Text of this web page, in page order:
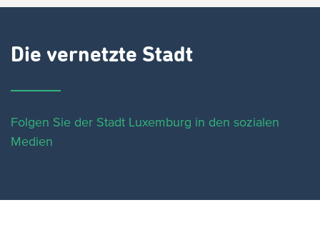
Die vernetzte Stadt
Folgen Sie der Stadt Luxemburg in den sozialen
Medien